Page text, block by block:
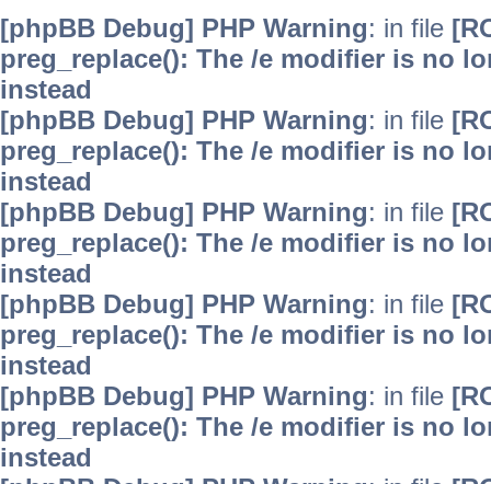
[phpBB Debug] PHP Warning: in file
preg_replace(): The /e modifier is no
instead
[phpBB Debug] PHP Warning: in file
preg_replace(): The /e modifier is no
instead
[phpBB Debug] PHP Warning: in file
preg_replace(): The /e modifier is no
instead
[phpBB Debug] PHP Warning: in file
preg_replace(): The /e modifier is no
instead
[phpBB Debug] PHP Warning: in file
preg_replace(): The /e modifier is no
instead